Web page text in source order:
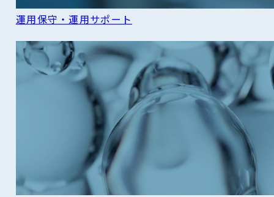
運用保守・運用サポート